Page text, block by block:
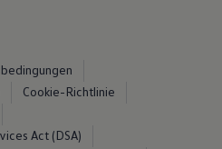
Cookie-Richtlinie
Act (DSA)